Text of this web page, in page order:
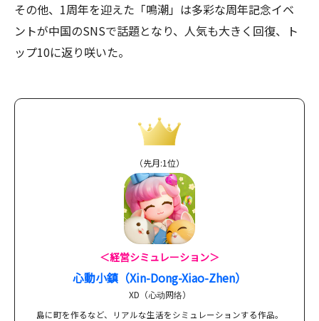
その他、1周年を迎えた「鳴潮」は多彩な周年記念イベ
ントが中国のSNSで話題となり、人気も大きく回復、ト
ップ10に返り咲いた。
（先月:1位）
＜経営シミュレーション＞
心動小鎮（Xin-Dong-Xiao-Zhen）
XD（心动网络）
島に町を作るなど、リアルな生活をシミュレーションする作品。